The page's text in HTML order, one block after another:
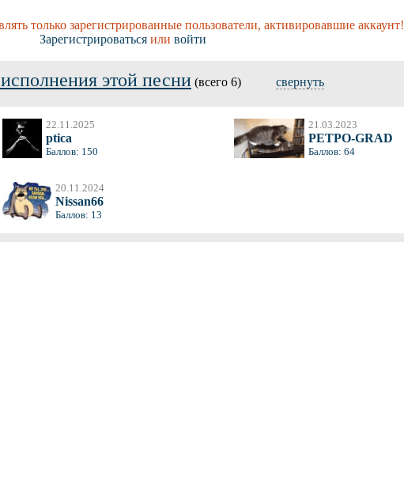
только зарегистрированные пользователи, активировавшие аккаунт!
Зарегистрироваться или войти
этой песни (всего 6) свернуть
22.11.2025
ptica
Баллов: 150
21.03.2023
PETPO-GRAD
Баллов: 64
20.11.2024
Nissan66
Баллов: 13